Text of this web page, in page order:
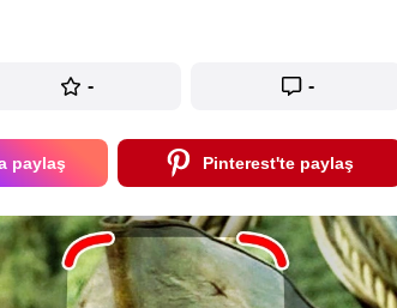
- -
paylaş Pinterest'te paylaş